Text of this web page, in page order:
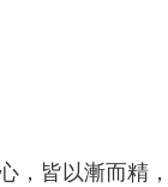
皆以漸而精